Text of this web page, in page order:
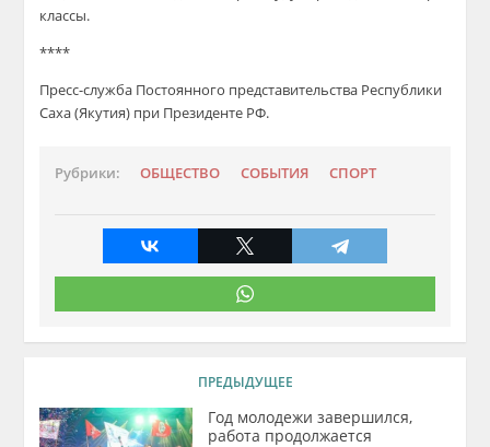
классы.
****
Пресс-служба Постоянного представительства Республики
Саха (Якутия) при Президенте РФ.
Рубрики: ОБЩЕСТВО СОБЫТИЯ СПОРТ
ПРЕДЫДУЩЕЕ
Год молодежи завершился,
работа продолжается